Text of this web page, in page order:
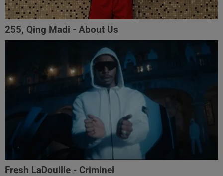
255, Qing Madi - About Us
Fresh LaDouille - Criminel